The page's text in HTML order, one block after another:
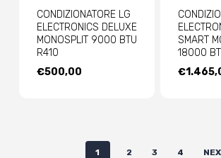
CONDIZIONATORE LG
ELECTRONICS DELUXE
MONOSPLIT 9000 BTU
R410
€500,00
SMART
18000
€
1 2 3 4